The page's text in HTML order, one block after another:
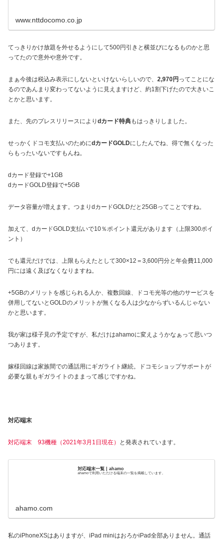
www.nttdocomo.co.jp
てっきりかけ放題を外せるようにして500円引きと横並びになるものかと思
ってたので意外や意外です。
まぁ今後は税込み表示にしないといけないらしいので、 2,970円 ってことにな
るのであんまり変わってないように見えますけど、約1割下げたので大きいこ
とかと思います。
また、先のプレスリリースにより dカード特典もはっきりしました。
せっかくドコモ支払いのためにdカードGOLDにしたんでね、得で無くなった
らもったいないですもんね。
dカード登録で+1GB
dカードGOLD登録で+5GB
データ容量が増えます。つまりdカードGOLDだと25GBってことですね。
加えて、dカードGOLD支払いで10％ポイント還元があります（上限300ポイ
ント）
でも還元だけでは、上限もらえたとして300×12＝3,600円分と年会費11,000
円には遠く及ばなくなりますね。
+5GBのメリットを感じられる人か、複数回線、ドコモ光等の他のサービスを
併用してないとGOLDのメリットが無くなる人は少なからずいるんじゃない
かと思います。
我が家は様子見の予定ですが、私だけはahamoに変えようかなぁって思いつ
つあります。
嫁様回線は家族間での通話用にギガライト継続。ドコモショップサポートが
必要な親もギガライトのままって感じですかね。
対応端末
対応端末 93機種（2021年3月1日現在） と発表されています。
対応端末一覧 | ahamo
ahamoで利用いただける端末の一覧を掲載しています。
ahamo.com
私のiPhoneXSはありますが、iPad miniはおろかiPad全部ありません。通話